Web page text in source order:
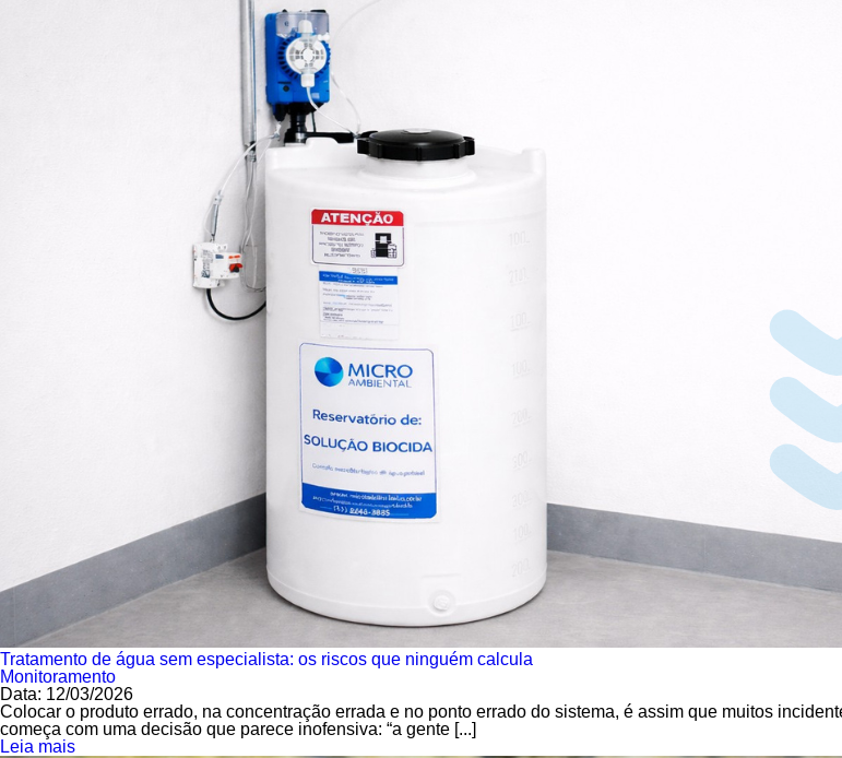
Tratamento de água sem especialista: os riscos que ninguém calcula
Monitoramento
Data: 12/03/2026
Colocar o produto errado, na concentração errada e no ponto errado do sistema, é assim que muitos
começa com uma decisão que parece inofensiva: “a gente [...]
Leia mais